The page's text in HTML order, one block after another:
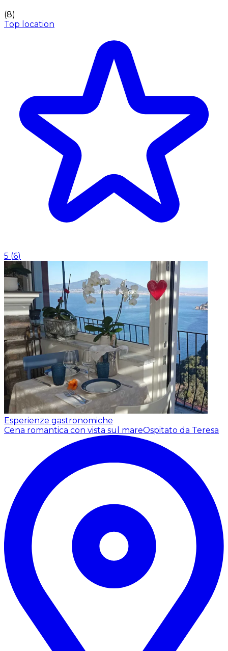
(8)
Top location
5 (6)
Esperienze gastronomiche
Cena romantica con vista sul mareOspitato da Teresa